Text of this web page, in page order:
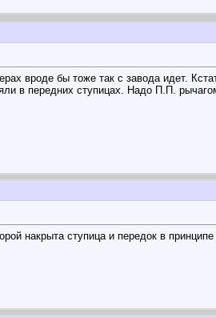
вроде бы тоже так с завода идет.
в передних ступицах. Надо П.П.
накрыта ступица и передок в